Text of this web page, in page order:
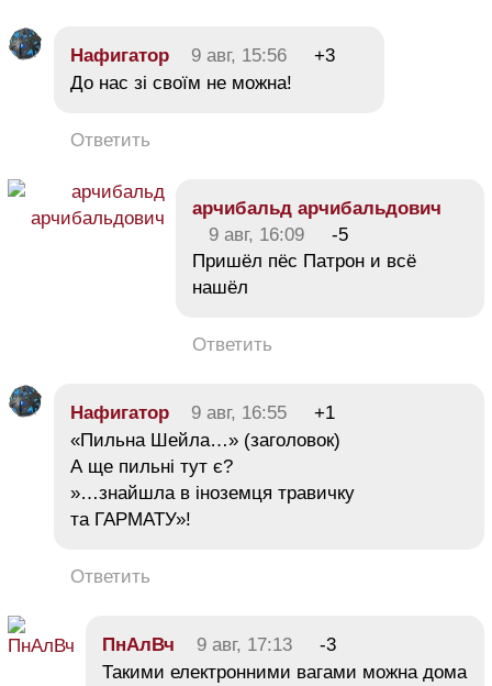
Нафигатор 9 авг, 15:56
+3
До нас зі своїм не можна!
Ответить
арчибальд арчибальдович
9 авг, 16:09
-5
Пришёл пёс Патрон и всё
нашёл
Ответить
Нафигатор 9 авг, 16:55
+1
«Пильна Шейла…» (заголовок)
А ще пильні тут є?
»…знайшла в іноземця травичку
та ГАРМАТУ»!
Ответить
ПнАлВч 9 авг, 17:13
-3
Такими електронними вагами можна дома